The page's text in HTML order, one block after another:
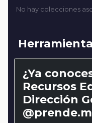
No hay colecciones
¿Ya
Recursos
Dirección